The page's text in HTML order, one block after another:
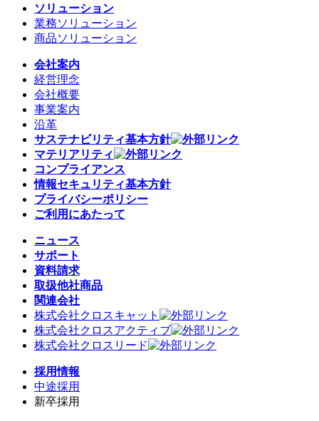
ソリューション
業務ソリューション
商品ソリューション
会社案内
経営理念
会社概要
事業案内
沿革
サステナビリティ基本方針
マテリアリティ
コンプライアンス
情報セキュリティ基本方針
プライバシーポリシー
ご利用にあたって
ニュース
サポート
資料請求
取扱他社商品
関連会社
株式会社クロスキャット
株式会社クロスアクティブ
株式会社クロスリード
採用情報
中途採用
新卒採用